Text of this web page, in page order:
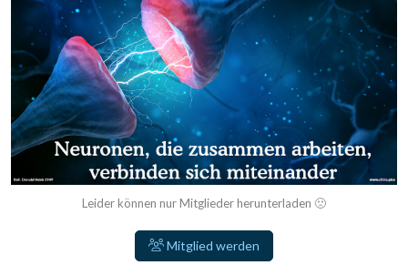
Leider können nur Mitglieder herunterladen 🙁
Mitglied werden